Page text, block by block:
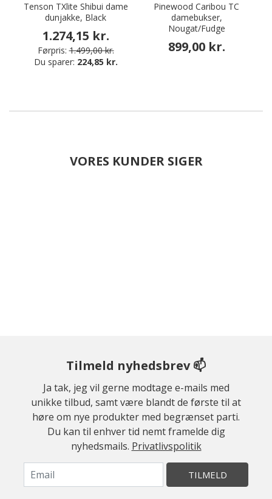
Tenson TXlite Shibui dame
dunjakke, Black
1.274,15 kr.
Førpris: 1.499,00 kr.
Du sparer: 224,85 kr.
Pinewood Caribou TC
damebukser,
Nougat/Fudge
899,00 kr.
VORES KUNDER SIGER
Tilmeld nyhedsbrev 📫
Ja tak, jeg vil gerne modtage e-mails med
unikke tilbud, samt være blandt de første til at
høre om nye produkter med begrænset parti.
Du kan til enhver tid nemt framelde dig
nyhedsmails. Privatlivspolitik
TILMELD